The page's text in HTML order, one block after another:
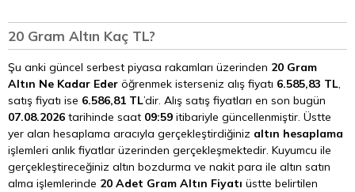
20 Gram Altın Kaç TL?
Şu anki güncel serbest piyasa rakamları üzerinden 20 Gram
Altın Ne Kadar Eder öğrenmek isterseniz alış fiyatı 6.585,83 TL,
satış fiyatı ise 6.586,81 TL’dir. Alış satış fiyatları en son bugün
07.08.2026 tarihinde saat 09:59 itibariyle güncellenmiştir. Üstte
yer alan hesaplama aracıyla gerçekleştirdiğiniz altın hesaplama
işlemleri anlık fiyatlar üzerinden gerçekleşmektedir. Kuyumcu ile
gerçekleştireceğiniz altın bozdurma ve nakit para ile altın satın
alma işlemlerinde 20 Adet Gram Altın Fiyatı üstte belirtilen